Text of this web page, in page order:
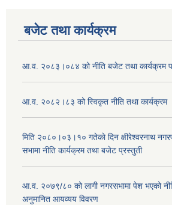
बजेट तथा कार्यक्रम
आ.व. २०८३।०८४ को नीति बजेट तथा कार्यक्रम
आ.व. २०८२।८३ को स्विकृत नीति तथा कार्यक्रम
मिति २०८०।०३।१० गतेकाे दिन क्षीरेश्वरनाथ
सभामा नीति कार्यक्रम तथा बजेट प्रस्तुती
आ.व. २०७९/८० को लागी नगरसभामा पेश भएको
अनुमानित आयव्यय विवरण